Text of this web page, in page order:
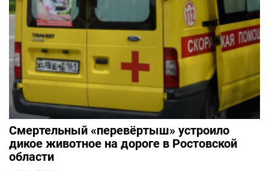
Смертельный «перевёртыш» устроило
дикое животное на дороге в Ростовской
области